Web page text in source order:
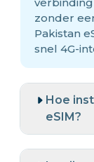
zonder
Pakistan
snel 4G-
Hoe
eSIM?